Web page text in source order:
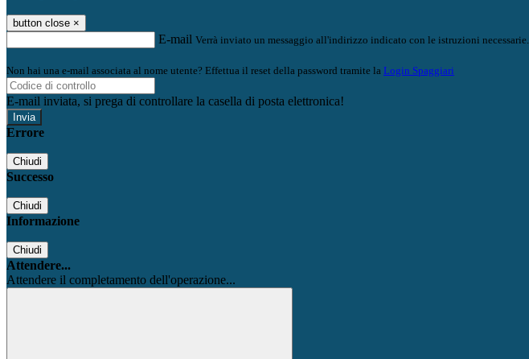
button close ×
E-mail Verrà inviato un messaggio all'indirizzo indicato con le istruzioni necessarie.
Non hai una e-mail associata al nome utente? Effettua il reset della password tramite la Login Spaggiari
E-mail inviata, si prega di controllare la casella di posta elettronica!
Errore
Chiudi
Successo
Chiudi
Informazione
Chiudi
Attendere...
Attendere il completamento dell'operazione...